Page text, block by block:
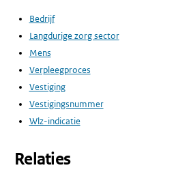
Bedrijf
Langdurige zorg sector
Mens
Verpleegproces
Vestiging
Vestigingsnummer
Wlz-indicatie
Relaties